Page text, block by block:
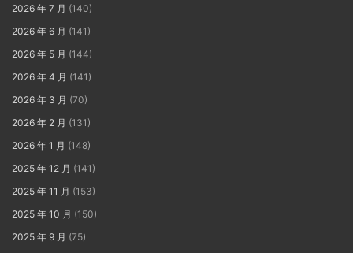
2026 年 7 月 (140)
2026 年 6 月 (141)
2026 年 5 月 (144)
2026 年 4 月 (141)
2026 年 3 月 (70)
2026 年 2 月 (131)
2026 年 1 月 (148)
2025 年 12 月 (141)
2025 年 11 月 (153)
2025 年 10 月 (150)
2025 年 9 月 (75)